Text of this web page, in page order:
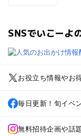
SNSでいこーよ
お役立ち情報やお
毎日更新！旬イベ
無料招待企画や話